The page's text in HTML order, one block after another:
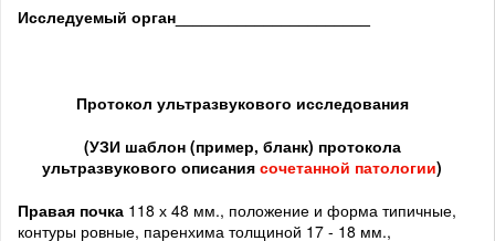
Исследуемый орган
Протокол ультразвукового исследования
(УЗИ шаблон (пример, бланк) протокола
ультразвукового описания сочетанной патологии)
Правая почка 118 х 48 мм., положение и форма типичные,
контуры ровные, паренхима толщиной 17 - 18 мм.,